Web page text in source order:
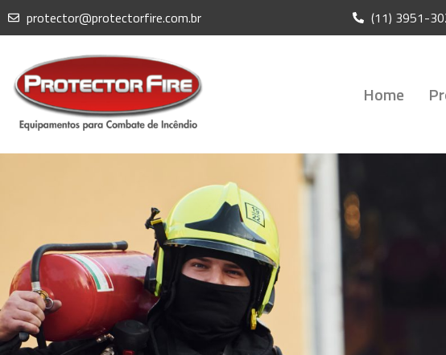
protector@protectorfire.com.br (11) 3951-
Home